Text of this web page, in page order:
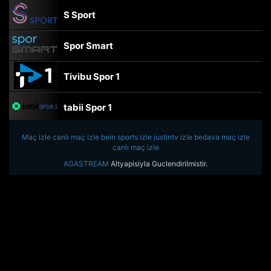
S Sport
Spor Smart
Tivibu Spor 1
tabii Spor 1
TRT Spor
beIN Sports Haber
Maç izle canlı maç izle bein sports izle justintv izle bedava maç izle
canlı maç izle
AGASTREAM Altyapisiyla Guclendirilmistir.